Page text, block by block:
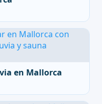
en Mallorca